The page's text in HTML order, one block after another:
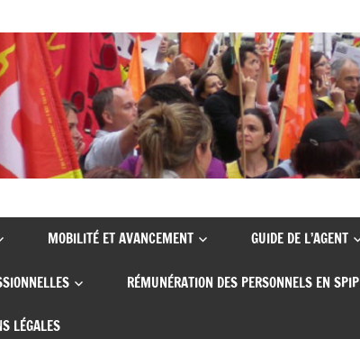
MOBILITÉ ET AVANCEMENT GUIDE DE L’AGENT
RÉMUNÉRATION DES PERSONNELS EN SPIP
LÉGALES